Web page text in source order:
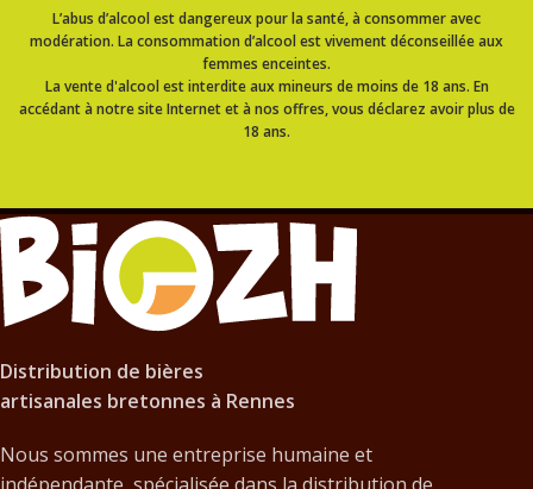
L’abus d’alcool est dangereux pour la santé, à consommer avec
modération. La consommation d’alcool est vivement déconseillée aux
femmes enceintes.
La vente d'alcool est interdite aux mineurs de moins de 18 ans. En
accédant à notre site Internet et à nos offres, vous déclarez avoir plus de
18 ans.
Distribution de bières
artisanales bretonnes à Rennes
Nous sommes une entreprise humaine et